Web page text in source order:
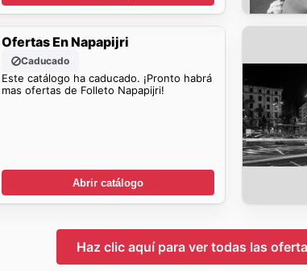
Ofertas En Napapijri
Caducado
Este catálogo ha caducado. ¡Pronto habrá
mas ofertas de Folleto Napapijri!
Abrir catálogo
Haz clic aquí para ver todas las